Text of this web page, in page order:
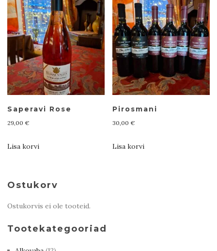
Saperavi Rose
29,00 €
Lisa korvi
Pirosmani
30,00 €
Lisa korvi
Ostukorv
Ostukorvis ei ole tooteid.
Tootekategooriad